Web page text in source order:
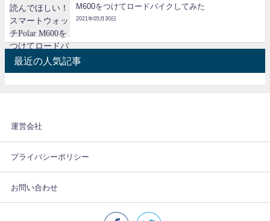
M600をつけてロードバイクしてみた
2021年05月30日
最近の人気記事
運営会社
プライバシーポリシー
お問い合わせ